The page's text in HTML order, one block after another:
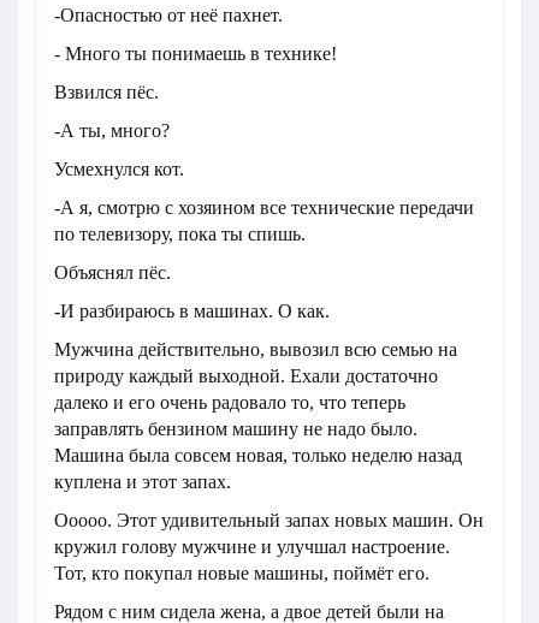
-Опасностью от неё пахнет.
- Много ты понимаешь в технике!
Взвился пёс.
-А ты, много?
Усмехнулся кот.
-А я, смотрю с хозяином все технические передачи
по телевизору, пока ты спишь.
Объяснял пёс.
-И разбираюсь в машинах. О как.
Мужчина действительно, вывозил всю семью на
природу каждый выходной. Ехали достаточно
далеко и его очень радовало то, что теперь
заправлять бензином машину не надо было.
Машина была совсем новая, только неделю назад
куплена и этот запах.
Ооооо. Этот удивительный запах новых машин. Он
кружил голову мужчине и улучшал настроение.
Тот, кто покупал новые машины, поймёт его.
Рядом с ним сидела жена, а двое детей были на